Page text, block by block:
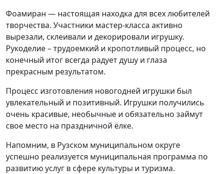
Фоамиран — настоящая находка для всех любителей
творчества. Участники мастер-класса активно
вырезали, склеивали и декорировали игрушку.
Рукоделие – трудоемкий и кропотливый процесс, но
конечный итог всегда радует душу и глаза
прекрасным результатом.
Процесс изготовления новогодней игрушки был
увлекательный и позитивный. Игрушки получились
очень красивые, необычные и обязательно займут
свое место на праздничной ёлке.
Напомним, в Рузском муниципальном округе
успешно реализуется муниципальная программа по
развитию услуг в сфере культуры и туризма.